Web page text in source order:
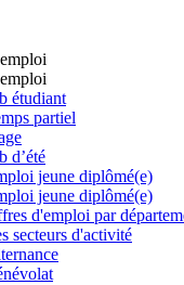
étudiant
partiel
d’été
jeune diplômé(e)
jeune diplômé(e)
d'emploi par
secteurs d'activité